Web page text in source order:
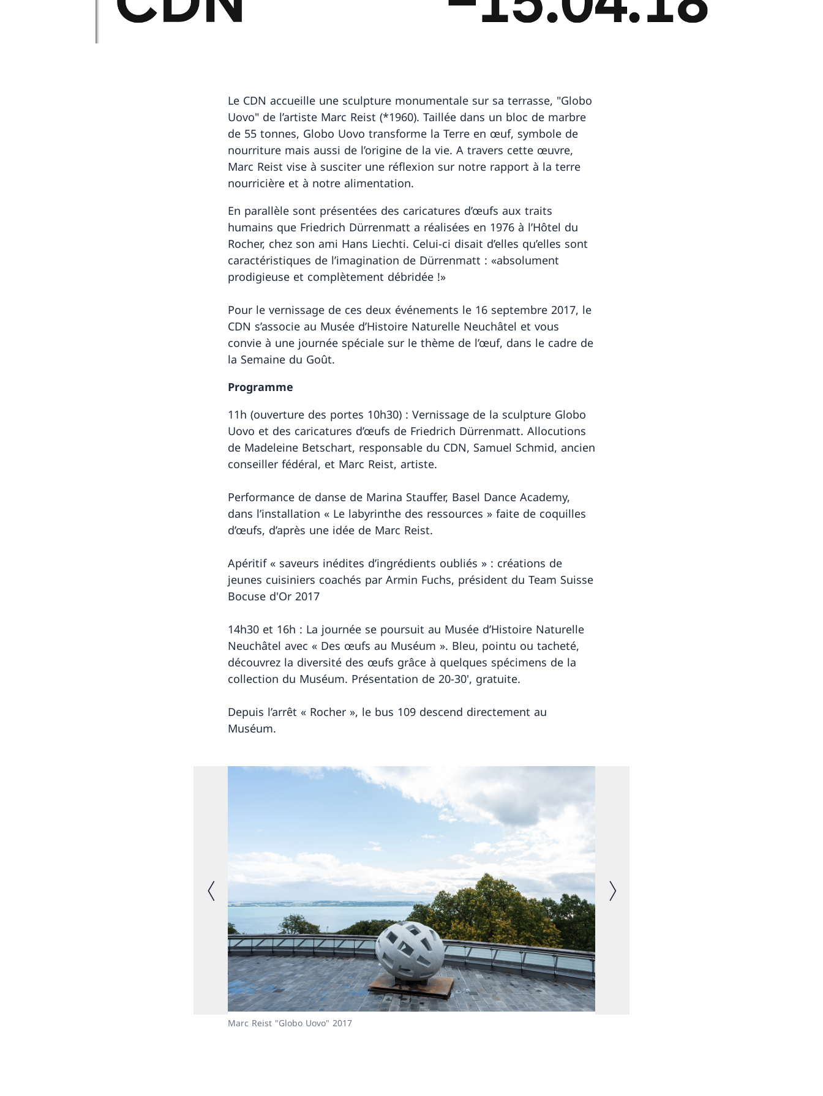
Le CDN accueille une sculpture monumentale sur sa terrasse, "Globo
Uovo" de l’artiste Marc Reist (*1960). Taillée dans un bloc de marbre
de 55 tonnes, Globo Uovo transforme la Terre en œuf, symbole de
nourriture mais aussi de l’origine de la vie. A travers cette œuvre,
Marc Reist vise à susciter une réflexion sur notre rapport à la terre
nourricière et à notre alimentation.
En parallèle sont présentées des caricatures d’œufs aux traits
humains que Friedrich Dürrenmatt a réalisées en 1976 à l’Hôtel du
Rocher, chez son ami Hans Liechti. Celui-ci disait d’elles qu’elles sont
caractéristiques de l’imagination de Dürrenmatt : «absolument
prodigieuse et complètement débridée !»
Pour le vernissage de ces deux événements le 16 septembre 2017, le
CDN s’associe au Musée d’Histoire Naturelle Neuchâtel et vous
convie à une journée spéciale sur le thème de l’œuf, dans le cadre de
la Semaine du Goût.
Programme
11h (ouverture des portes 10h30) : Vernissage de la sculpture Globo
Uovo et des caricatures d’œufs de Friedrich Dürrenmatt. Allocutions
de Madeleine Betschart, responsable du CDN, Samuel Schmid, ancien
conseiller fédéral, et Marc Reist, artiste.
Performance de danse de Marina Stauffer, Basel Dance Academy,
dans l’installation « Le labyrinthe des ressources » faite de coquilles
d’œufs, d’après une idée de Marc Reist.
Apéritif « saveurs inédites d’ingrédients oubliés » : créations de
jeunes cuisiniers coachés par Armin Fuchs, président du Team Suisse
Bocuse d'Or 2017
14h30 et 16h : La journée se poursuit au Musée d’Histoire Naturelle
Neuchâtel avec « Des œufs au Muséum ». Bleu, pointu ou tacheté,
découvrez la diversité des œufs grâce à quelques spécimens de la
collection du Muséum. Présentation de 20-30', gratuite.
Depuis l’arrêt « Rocher », le bus 109 descend directement au
Muséum.
Marc Reist "Globo Uovo" 2017
Image précédente Image suivante